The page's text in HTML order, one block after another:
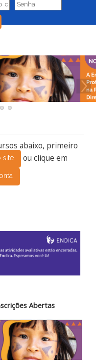
abaixo, primeiro
site ou clique em
Abertas